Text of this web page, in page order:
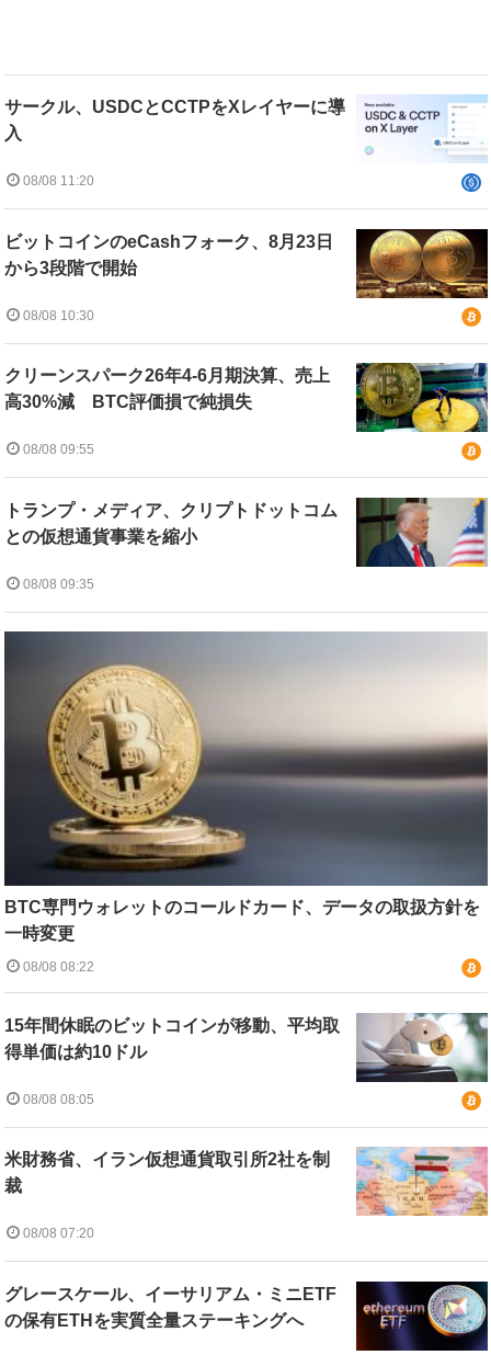
サークル、USDCとCCTPをXレイヤーに導
入
08/08 11:20
ビットコインのeCashフォーク、8月23日
から3段階で開始
08/08 10:30
クリーンスパーク26年4-6月期決算、売上
高30%減 BTC評価損で純損失
08/08 09:55
トランプ・メディア、クリプトドットコム
との仮想通貨事業を縮小
08/08 09:35
BTC専門ウォレットのコールドカード、データの取扱方針を
一時変更
08/08 08:22
15年間休眠のビットコインが移動、平均取
得単価は約10ドル
08/08 08:05
米財務省、イラン仮想通貨取引所2社を制
裁
08/08 07:20
グレースケール、イーサリアム・ミニETF
の保有ETHを実質全量ステーキングへ